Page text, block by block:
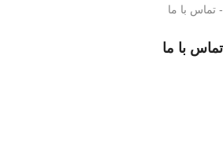
- تماس با ما
تماس با ما